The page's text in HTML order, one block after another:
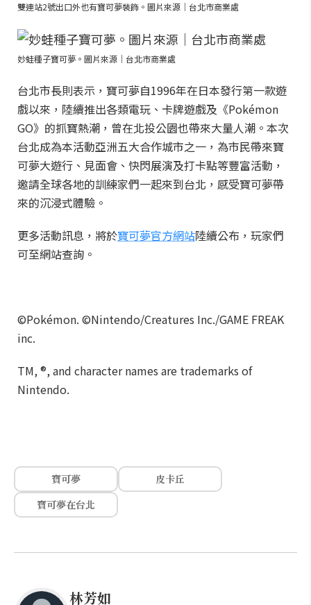
雙連站2號出口外也有寶可夢裝飾。圖片來源｜台北市商業處
妙蛙種子寶可夢。圖片來源｜台北市商業處
台北市長則表示，寶可夢自1996年在日本發行第一款遊
戲以來，陸續推出各類電玩、卡牌遊戲及《Pokémon
GO》的抓寶熱潮，曾在北投公園也帶來大量人潮。本次
台北成為本活動亞洲五大合作城市之一，為市民帶來寶
可夢大遊行、見面會、快閃展演及打卡點等豐富活動，
邀請全球各地的訓練家們一起來到台北，感受寶可夢帶
來的沉浸式體驗。
更多活動訊息，將於寶可夢官方網站陸續公布，玩家們
可至網站查詢。
©Pokémon. ©Nintendo/Creatures Inc./GAME FREAK
inc.
TM, ®, and character names are trademarks of
Nintendo.
寶可夢
皮卡丘
寶可夢在台北
林芳如